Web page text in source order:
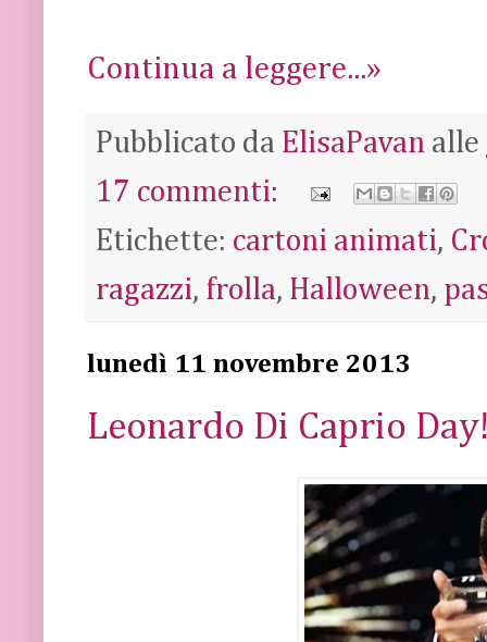
Continua a leggere...»
Pubblicato da ElisaPavan alle
17 commenti:
Etichette: cartoni animati,
ragazzi, frolla, Halloween,
lunedì 11 novembre 2013
Leonardo Di Caprio